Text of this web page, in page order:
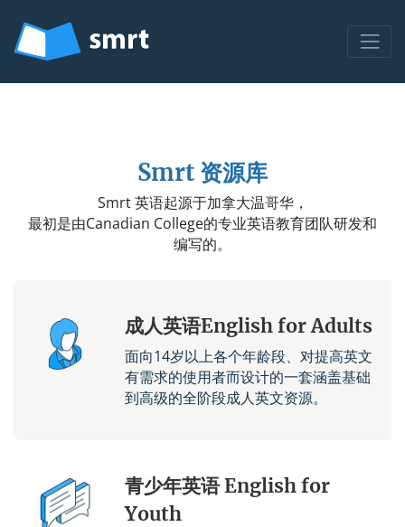
Smrt 资源库
Smrt 英语起源于加拿大温哥华，
最初是由Canadian College的专业英语教育团队研发和
编写的。
成人英语English for Adults
面向14岁以上各个年龄段、对提高英文
有需求的使用者而设计的一套涵盖基础
到高级的全阶段成人英文资源。
青少年英语 English for
Youth